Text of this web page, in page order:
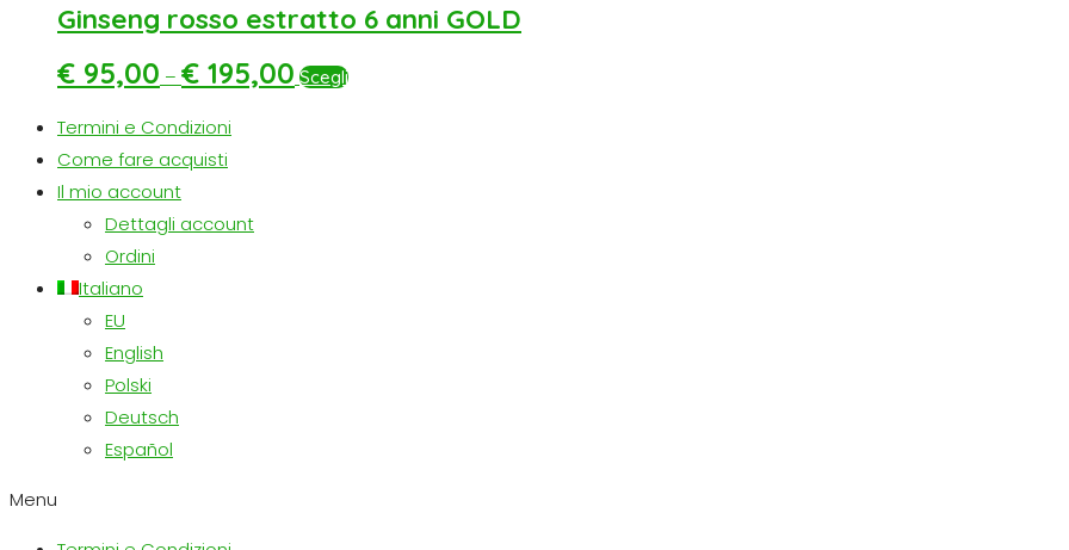
Ginseng rosso estratto 6 anni GOLD
€ 95,00 – € 195,00 Scegli
Termini e Condizioni
Come fare acquisti
Il mio account
Dettagli account
Ordini
Italiano
EU
English
Polski
Deutsch
Español
Menu